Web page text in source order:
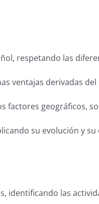
respetando las
ventajas derivadas
geográficos,
su evolución y
identificando las